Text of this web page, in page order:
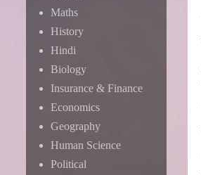
Maths
History
Hindi
Biology
Insurance & Finance
Economics
Geography
Human Science
Political